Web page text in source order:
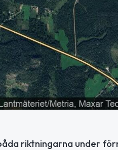
riktningarna under